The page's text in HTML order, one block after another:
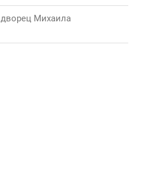
дворец Михаила